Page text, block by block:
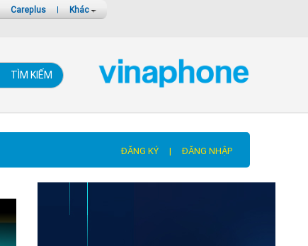
Careplus | Khác
TÌM KIẾM
ĐĂNG KÝ | ĐĂNG NHẬP